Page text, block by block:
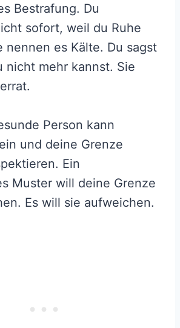
Bestrafung. Du
sofort, weil du Ruhe
nennen es Kälte. Du sagst
nicht mehr kannst. Sie
Person kann
und deine Grenze
Ein
Muster will deine Grenze
Es will sie aufweichen.